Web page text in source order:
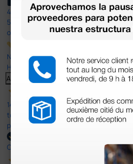
4,4
597
opiniones
Nuestras reseñas de 4 y 5 estrellas.
Haga clic aquí para leerlos todos >
Anterior
Siguiente
14 Jul 2026
todo correcto. podria señalar que un
plazo de entrega se alarga.
Comprador verificado